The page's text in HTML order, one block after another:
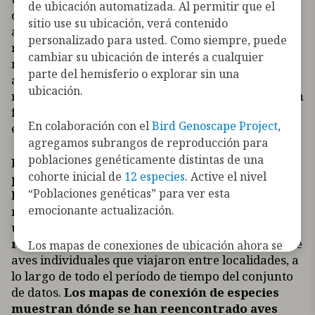
otro. Si bien el anillamiento es la forma más
antigua de recoger las localizaciones de
reencuentro de las aves individuales, las técnicas
más recientes, como la radiotelemetría
automatizada, los marcadores genéticos y el
rastreo (por ejemplo, la telemetría por satélite) son
formas adicionales en las que los científicos
estudian el movimiento de las aves.
Los mapas de conexiones de localización le
permiten elegir cualquier lugar del
hemisferio y ver dónde más viajan sus aves
migratorias a lo largo de sus viajes anuales,
utilizando millones de observaciones de
reencuentros. Los mapas muestran el número de
aves individuales que viajaron entre localidades, a
lo largo de todo el período de tiempo del conjunto
de datos. Los mapas de conexión de especies
muestran dónde se han reencontrado aves
de ubicación automatizada. Al permitir que el
sitio use su ubicación, verá contenido
personalizado para usted. Como siempre, puede
cambiar su ubicación de interés a cualquier
parte del hemisferio o explorar sin una
ubicación.
En colaboración con elBird Genoscape Project,
agregamos subrangos de reproducción para
poblaciones genéticamente distintas de una
cohorte inicial de 12 especies. Active el nivel
“Poblaciones genéticas” para ver esta
emocionante actualización.
Los mapas de conexiones de ubicación ahora se
pueden filtrar por la tecnología que se utilizó
para registrar las conexiones de las aves (por
ejemplo, telemetría satelital GPS,